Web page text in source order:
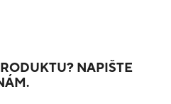
NAPIŠTE